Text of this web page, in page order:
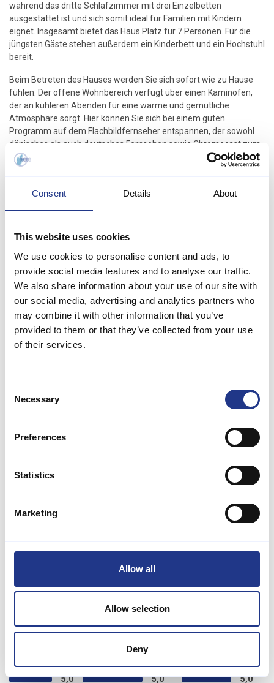
Consent Details About
This website uses cookies
We use cookies to personalise content and ads, to
provide social media features and to analyse our traffic.
We also share information about your use of our site with
our social media, advertising and analytics partners who
may combine it with other information that you’ve
provided to them or that they’ve collected from your use
of their services.
Selection
Necessary
Preferences
Statistics
Marketing
Allow all
Allow selection
Deny
während das dritte Schlafzimmer mit drei Einzelbetten
ausgestattet ist und sich somit ideal für Familien mit Kindern
eignet. Insgesamt bietet das Haus Platz für 7 Personen. Für die
jüngsten Gäste stehen außerdem ein Kinderbett und ein Hochstuhl
bereit.
Beim Betreten des Hauses werden Sie sich sofort wie zu Hause
fühlen. Der offene Wohnbereich verfügt über einen Kaminofen,
der an kühleren Abenden für eine warme und gemütliche
Atmosphäre sorgt. Hier können Sie sich bei einem guten
Programm auf dem Flachbildfernseher entspannen, der sowohl
dänisches als auch deutsches Fernsehen sowie Chromecast zum
Streamen Ihrer Lieblingsfilme bietet. WLAN steht Ihnen ebenfalls
zur Verfügung, sodass Sie bei Bedarf in Verbindung bleiben
und somit ideal für längere Aufenthalte. Der Kühlschrank verfügt
über ein 40-Liter-Gefrierfach, in dem Sie all Ihre Lebensmittel
aufbewahren können.
Das Haus verfügt über ein Badezimmer mit Dusche und WC, das
allen Gästen Komfort bietet. Die energiesparende Wärmepumpe,
die auch als Klimaanlage genutzt werden kann, sorgt unabhängig
von der Jahreszeit für ein angenehmes Raumklima.
einen Grillabend mit der Familie zu verbringen. Es gibt auch eine
offene Terrasse, auf der Sie in der Sonne entspannen und den
Freien sind, gibt es Schaukeln für Kinder und eine Feuerstelle, an
der man sich abends zu Geschichten versammeln kann.
verwöhnen lassen, die Platz für bis zu 5 Personen bietet. Hier
frische Luft genießen. Haustiere sind herzlich willkommen,
bringen Sie Ihre vierbeinigen Freunde also gerne mit in den Urlaub.
Sie ganz einfach baden oder am Strand spazieren gehen können.
Ob Sie sich hier erholen oder die Gegend erkunden möchten –
bescheren.
Das sagen andere Urlauber
Haus
5,0
Grundstück
5,0
Bereich
5,0